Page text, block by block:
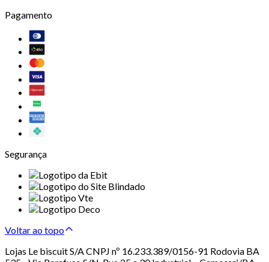
Pagamento
Segurança
Voltar ao topo
Lojas Le biscuit S/A CNPJ nº 16.233.389/0156-91 Rodovia BA